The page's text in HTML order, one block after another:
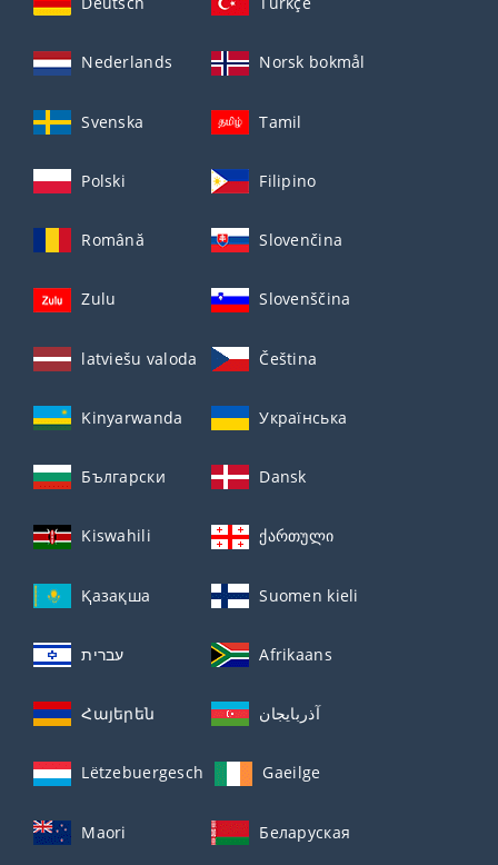
Nederlands Norsk bokmål
Svenska Tamil
Polski Filipino
Română Slovenčina
Zulu Slovenščina
latviešu valoda Čeština
Kinyarwanda Українська
Български Dansk
Kiswahili ქართული
Қазақша Suomen kieli
עברית Afrikaans
Հայերեն آذربايجان
Lëtzebuergesch Gaeilge
Maori Беларуская